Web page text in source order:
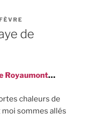
de
Royaumont…
chaleurs de
moi sommes allés